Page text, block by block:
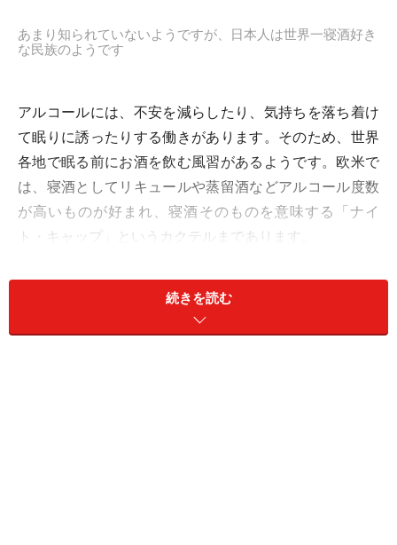
あまり知られていないようですが、日本人は世界一寝酒好き
な民族のようです
アルコールには、不安を減らしたり、気持ちを落ち着け
て眠りに誘ったりする働きがあります。そのため、世界
各地で眠る前にお酒を飲む風習があるようです。欧米で
は、寝酒としてリキュールや蒸留酒などアルコール度数
が高いものが好まれ、寝酒そのものを意味する「ナイ
ト・キャップ」というカクテルまであります。
ようです。欧米やアジアの10カ国を比較した調査では、
日本人は不眠のために医療機関を受診する割合が極端に
続きを読む